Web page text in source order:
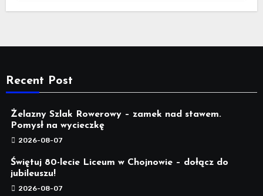
Recent Post
Żelazny Szlak Rowerowy – zamek nad stawem.
Pomysł na wycieczkę
2026-08-07
Świętuj 80-lecie Liceum w Chojnowie – dołącz do
jubileuszu!
2026-08-07